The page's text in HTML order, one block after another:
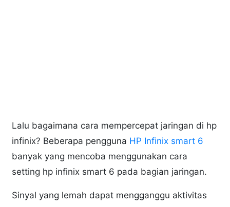
Lalu bagaimana cara mempercepat jaringan di hp
infinix? Beberapa pengguna HP Infinix smart 6
banyak yang mencoba menggunakan cara
setting hp infinix smart 6 pada bagian jaringan.
Sinyal yang lemah dapat mengganggu aktivitas